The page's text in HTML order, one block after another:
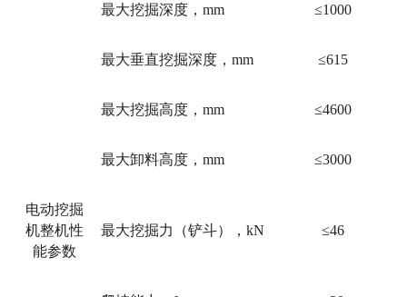
最大挖掘深度， mm ≤1000
最大垂直挖掘深度， mm ≤615
最大挖掘高度， mm ≤4600
最大卸料高度， mm ≤3000
电动挖掘
机整机性
能参数
最大挖掘力（铲斗）， kN ≤46